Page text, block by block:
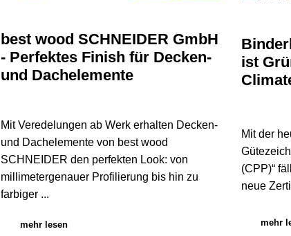
best wood SCHNEIDER GmbH
- Perfektes Finish für Decken-
und Dachelemente
Mit Veredelungen ab Werk erhalten Decken-
und Dachelemente von best wood
SCHNEIDER den perfekten Look: von
millimetergenauer Profilierung bis hin zu
farbiger ...
mehr lesen
ist
Mit der
(CPP)“
neue
mehr